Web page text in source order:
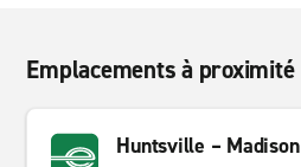
Emplacements à proximité
Huntsville – Madison